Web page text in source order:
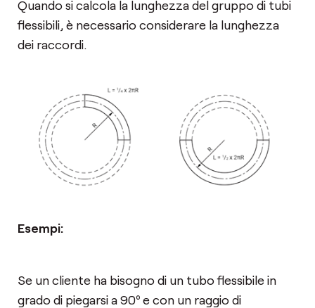
Quando si calcola la lunghezza del gruppo di tubi
flessibili, è necessario considerare la lunghezza
dei raccordi.
Esempi:
Se un cliente ha bisogno di un tubo flessibile in
grado di piegarsi a 90º e con un raggio di